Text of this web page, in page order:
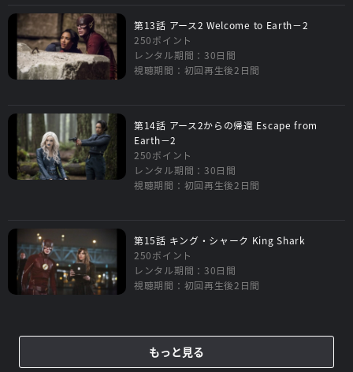
第13話 アース2 Welcome to Earth－2
250ポイント
レンタル期間：30日間
視聴期間：初回再生後2日間
第14話 アース2からの帰還 Escape from
Earth－2
250ポイント
レンタル期間：30日間
視聴期間：初回再生後2日間
第15話 キング・シャーク King Shark
250ポイント
レンタル期間：30日間
視聴期間：初回再生後2日間
もっと見る